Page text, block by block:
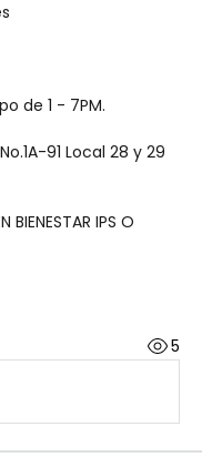
de 1 - 7PM.
91 Local 28 y 29
BIENESTAR IPS O
5